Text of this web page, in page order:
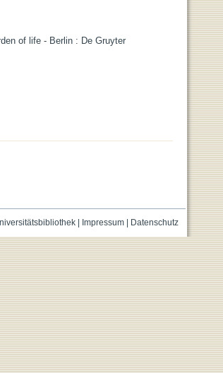
of life - Berlin : De Gruyter
| Impressum| Datenschutz